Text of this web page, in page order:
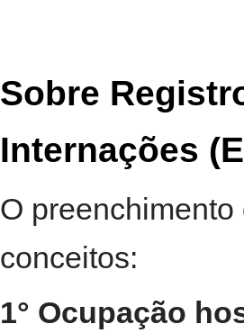
Sobre
Internações
O
conceitos:
1° Ocupação